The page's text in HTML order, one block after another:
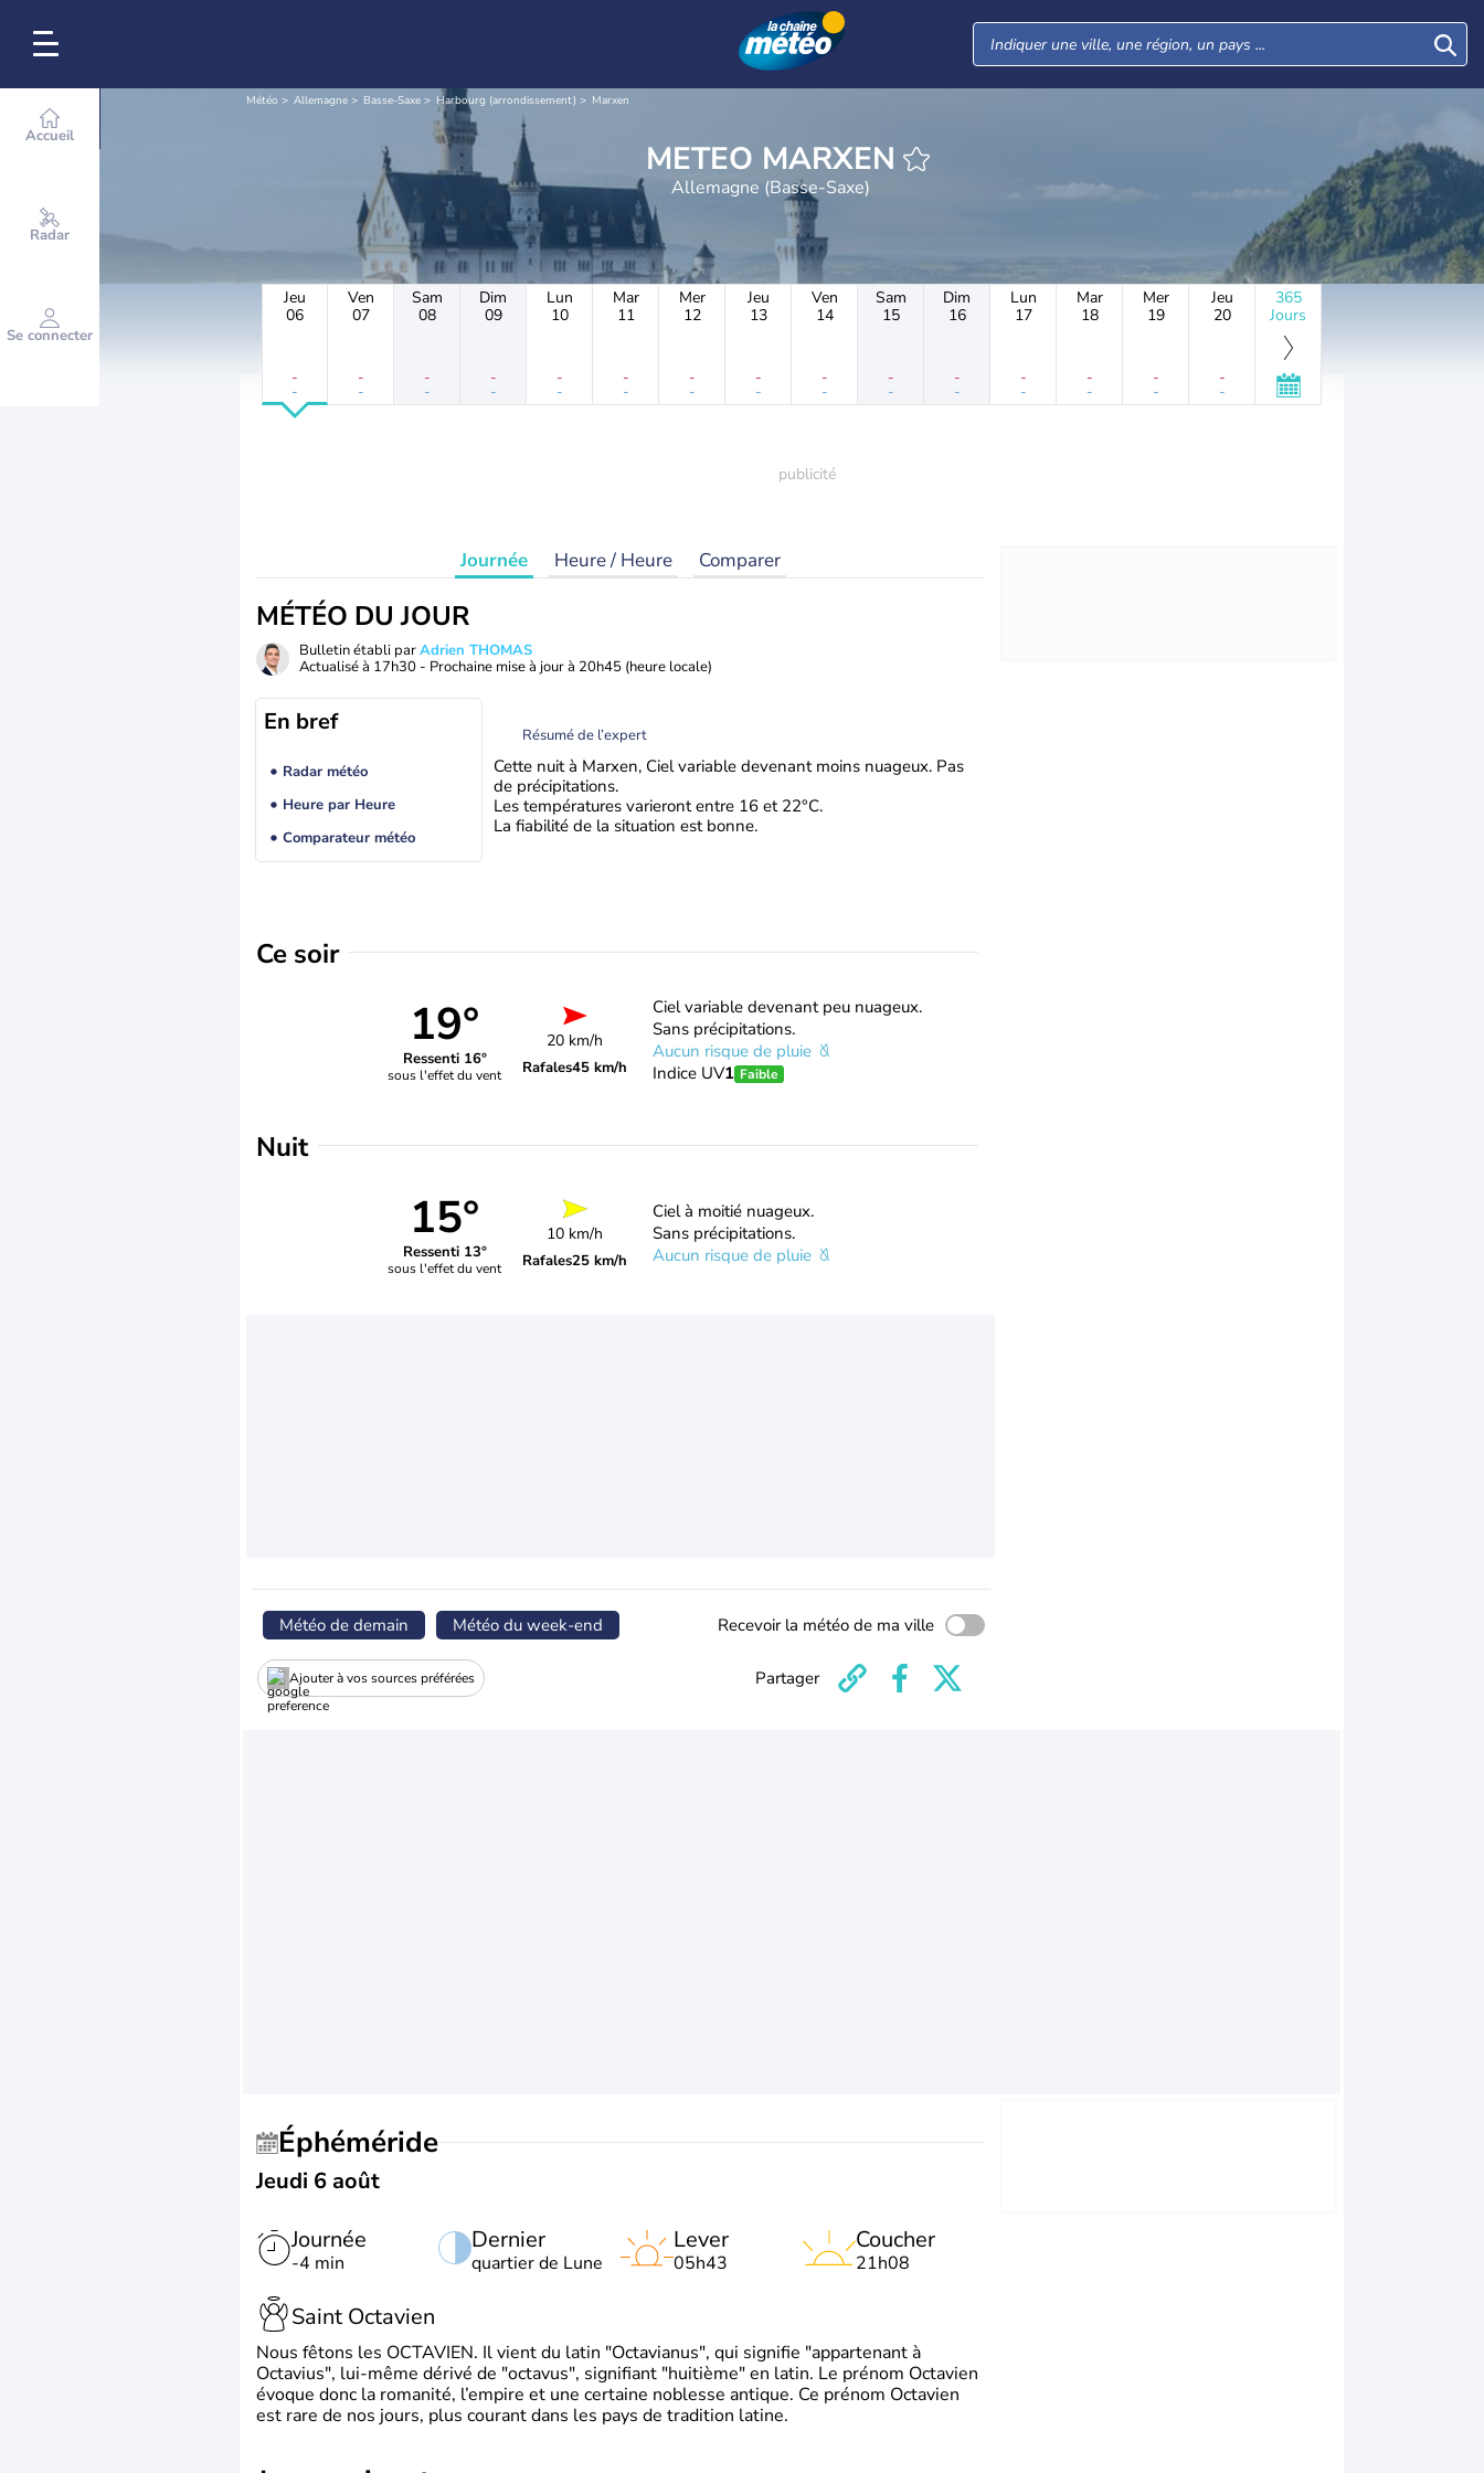
Accueil
Radar
Se connecter
Météo Allemagne Basse-Saxe Harbourg (arrondissement) Marxen
METEO MARXEN
Allemagne (Basse-Saxe)
Jeu
06
-
-
Ven
07
-
-
Sam
08
-
-
Dim
09
-
-
Lun
10
-
-
Mar
11
-
-
Mer
12
-
-
Jeu
13
-
-
Ven
14
-
-
Sam
15
-
-
Dim
16
-
-
Lun
17
-
-
Mar
18
-
-
Mer
19
-
-
Jeu
20
-
-
365
Jours
Journée Heure / Heure Comparer
MÉTÉO DU JOUR
Bulletin établi parAdrien THOMAS
Actualisé à 17h30 - Prochaine mise à jour à 20h45 (heure locale)
En bref
Radar météo
Heure par Heure
Comparateur météo
Résumé de l’expert
Cette nuit à Marxen, Ciel variable devenant moins nuageux. Pas
de précipitations.
Les températures varieront entre 16 et 22°C.
La fiabilité de la situation est bonne.
Ce soir
19°
Ressenti 16°
sous l'effet du vent
20 km/h
Rafales45 km/h
Ciel variable devenant peu nuageux.
Sans précipitations.
Aucun risque de pluie
Indice UV1 Faible
Nuit
15°
Ressenti 13°
sous l'effet du vent
10 km/h
Rafales25 km/h
Ciel à moitié nuageux.
Sans précipitations.
Aucun risque de pluie
Météo de demain Météo du week-end Recevoir la météo de ma ville
Ajouter à vos sources préférées Partager
Éphéméride
Jeudi 6 août
Journée
-4 min
Dernier
quartier de Lune
Lever
05h43
Coucher
21h08
Saint Octavien
Nous fêtons les OCTAVIEN. Il vient du latin "Octavianus", qui signifie "appartenant à
Octavius", lui-même dérivé de "octavus", signifiant "huitième" en latin. Le prénom Octavien
évoque donc la romanité, l’empire et une certaine noblesse antique. Ce prénom Octavien
est rare de nos jours, plus courant dans les pays de tradition latine.